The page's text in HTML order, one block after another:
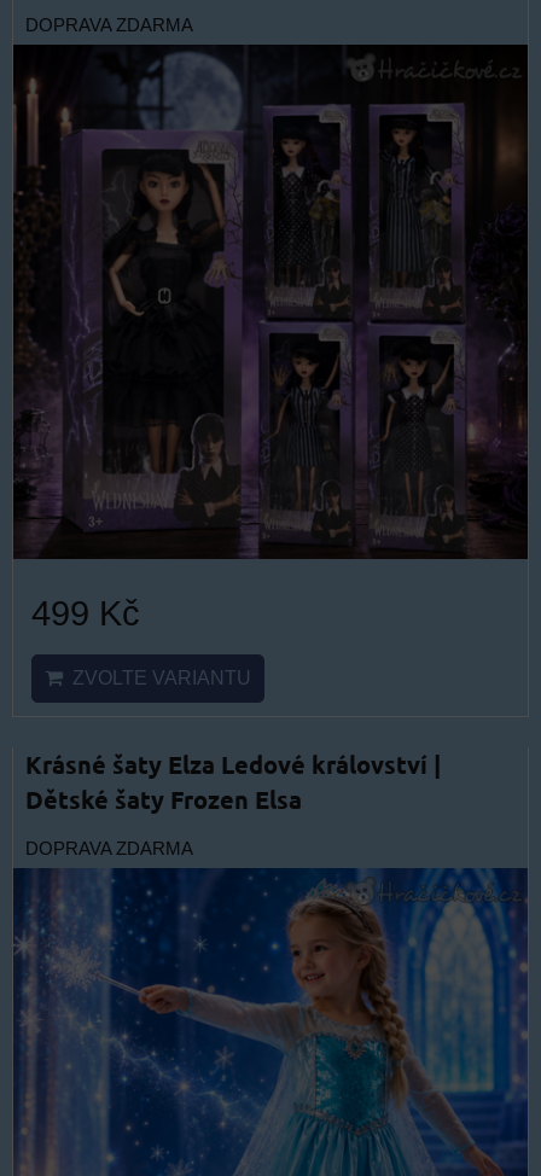
DOPRAVA ZDARMA
499 Kč
ZVOLTE VARIANTU
Krásné šaty Elza Ledové království |
Dětské šaty Frozen Elsa
DOPRAVA ZDARMA